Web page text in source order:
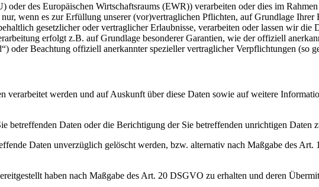
des Europäischen Wirtschaftsraums (EWR)) verarbeiten oder dies im
wenn es zur Erfüllung unserer (vor)vertraglichen Pflichten, auf Grundlage
gesetzlicher oder vertraglicher Erlaubnisse, verarbeiten oder lassen wir
erfolgt z.B. auf Grundlage besonderer Garantien, wie der offiziell
oder Beachtung offiziell anerkannter spezieller vertraglicher Verpflichtungen (so
verarbeitet werden und auf Auskunft über diese Daten sowie auf weitere
betreffenden Daten oder die Berichtigung der Sie betreffenden unrichtigen Daten
Daten unverzüglich gelöscht werden, bzw. alternativ nach Maßgabe des
haben nach Maßgabe des Art. 20 DSGVO zu erhalten und deren